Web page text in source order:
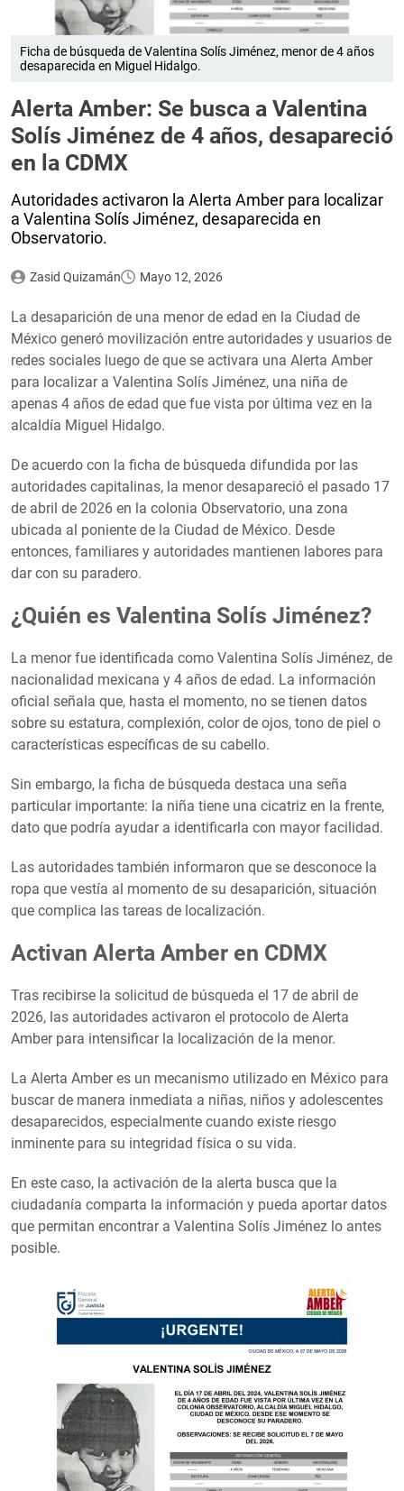
Ficha de búsqueda de Valentina Solís Jiménez, menor de 4 años
desaparecida en Miguel Hidalgo.
Alerta Amber: Se busca a Valentina
Solís Jiménez de 4 años, desapareció
en la CDMX
Autoridades activaron la Alerta Amber para localizar
a Valentina Solís Jiménez, desaparecida en
Observatorio.
Zasid Quizamán Mayo 12, 2026
La desaparición de una menor de edad en la Ciudad de
México generó movilización entre autoridades y usuarios de
redes sociales luego de que se activara una Alerta Amber
para localizar a Valentina Solís Jiménez, una niña de
apenas 4 años de edad que fue vista por última vez en la
alcaldía Miguel Hidalgo.
De acuerdo con la ficha de búsqueda difundida por las
autoridades capitalinas, la menor desapareció el pasado 17
de abril de 2026 en la colonia Observatorio, una zona
ubicada al poniente de la Ciudad de México. Desde
entonces, familiares y autoridades mantienen labores para
dar con su paradero.
¿Quién es Valentina Solís Jiménez?
La menor fue identificada como Valentina Solís Jiménez, de
nacionalidad mexicana y 4 años de edad. La información
oficial señala que, hasta el momento, no se tienen datos
sobre su estatura, complexión, color de ojos, tono de piel o
características específicas de su cabello.
Sin embargo, la ficha de búsqueda destaca una seña
particular importante: la niña tiene una cicatriz en la frente,
dato que podría ayudar a identificarla con mayor facilidad.
Las autoridades también informaron que se desconoce la
ropa que vestía al momento de su desaparición, situación
que complica las tareas de localización.
Activan Alerta Amber en CDMX
Tras recibirse la solicitud de búsqueda el 17 de abril de
2026, las autoridades activaron el protocolo de Alerta
Amber para intensificar la localización de la menor.
La Alerta Amber es un mecanismo utilizado en México para
buscar de manera inmediata a niñas, niños y adolescentes
desaparecidos, especialmente cuando existe riesgo
inminente para su integridad física o su vida.
En este caso, la activación de la alerta busca que la
ciudadanía comparta la información y pueda aportar datos
que permitan encontrar a Valentina Solís Jiménez lo antes
posible.